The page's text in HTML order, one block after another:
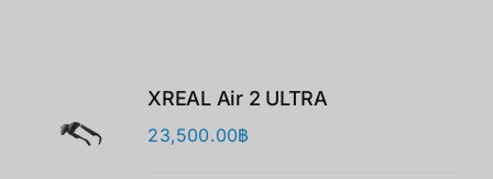
XREAL Air 2 ULTRA
23,500.00฿